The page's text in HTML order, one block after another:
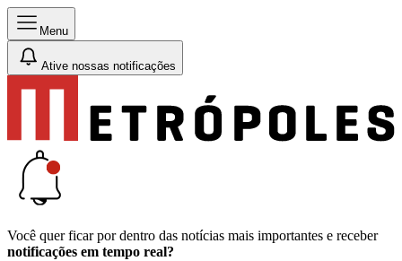
Menu
Ative nossas notificações
Você quer ficar por dentro das notícias mais importantes e receber
notificações em tempo real?